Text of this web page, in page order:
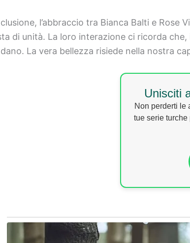
l’abbraccio tra Bianca Balti e
di unità. La loro interazione ci ricorda
La vera bellezza risiede nella nostra
Unisciti
Non perderti le
tue serie